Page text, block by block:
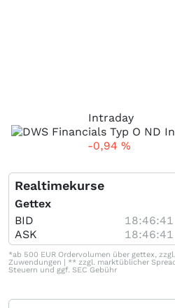
Intraday
-0,94 %
Realtimekurse
Gettex
BID 18:46:41
ASK
18:46:41
*ab 500 EUR Ordervolumen über gettex,
Zuwendungen | ** zzgl. marktüblicher
Steuern und ggf. SEC Gebühr